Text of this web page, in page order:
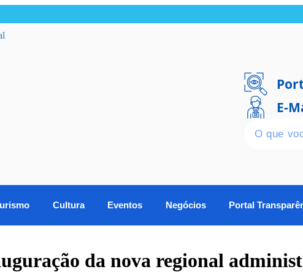
E-
Cultura Eventos Negócios Portal
da nova regional